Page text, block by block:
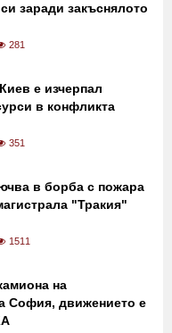
заради закъснялото
281
е изчерпал
в конфликта
351
в борба с пожара
"Тракия"
1511
на
София, движението е